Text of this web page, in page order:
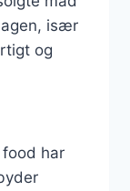
især
og
har